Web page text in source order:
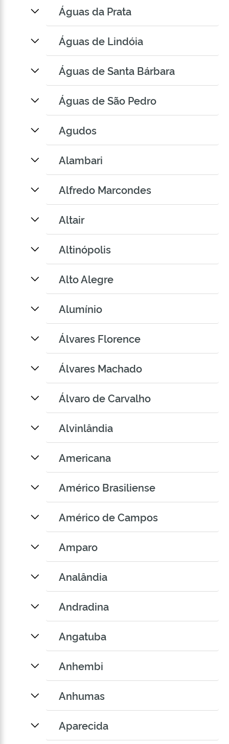
Águas da Prata
Águas de Lindóia
Águas de Santa Bárbara
Águas de São Pedro
Agudos
Alambari
Alfredo Marcondes
Altair
Altinópolis
Alto Alegre
Alumínio
Álvares Florence
Álvares Machado
Álvaro de Carvalho
Alvinlândia
Americana
Américo Brasiliense
Américo de Campos
Amparo
Analândia
Andradina
Angatuba
Anhembi
Anhumas
Aparecida